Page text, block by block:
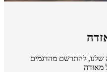
להתרשם מהדגמים